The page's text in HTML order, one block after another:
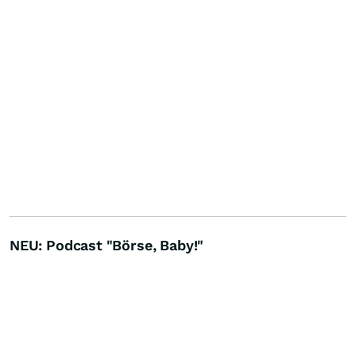
NEU: Podcast "Börse, Baby!"